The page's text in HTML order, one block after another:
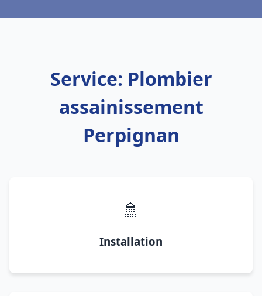
Service: Plombier
assainissement
Perpignan
🚿
Installation